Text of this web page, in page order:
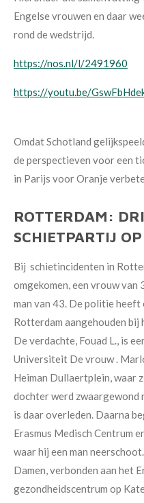
Engelse vrouwen en daar
rond de wedstrijd.
https://nos.nl/l/2491960
https://youtu.be/
Omdat Schotland
de perspectieven voor een
in Parijs voor Oranje
ROTTERDAM:
SCHIETPARTIJ
Bij schietincidenten in
omgekomen, een vrouw van
man van 43. De politie
Rotterdam aangehouden bij
De verdachte, Fouad L., is
Universiteit De vrouw .
Heiman Dullaertplein, waar
dochter werd zwaargewond
is daar overleden. Daarna
Erasmus Medisch Centrum
waar hij een man
Damen, verbonden aan het
gezondheidscentrum op